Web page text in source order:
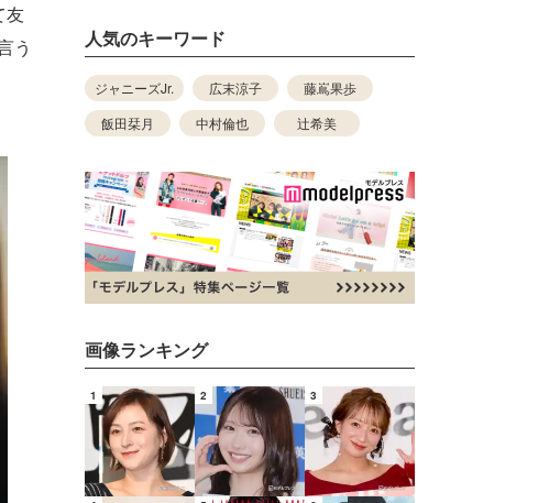
友
う
人気のキーワード
ジャニーズJr. 広末涼子
藤嶌果歩
飯田栞月
中村倫也 辻希美
画像ランキング
1 2 3